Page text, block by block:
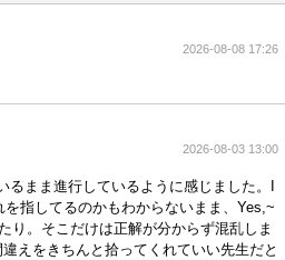
2026-08-08 17:26
2026-08-03 13:00
まま進行しているように感じました。I
指してるのかもわからないまま、Yes,~
り。そこだけは正解が分からず混乱しま
えをきちんと拾ってくれていい先生だと